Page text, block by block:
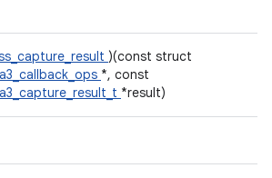
)(const struct
*, const
*result)